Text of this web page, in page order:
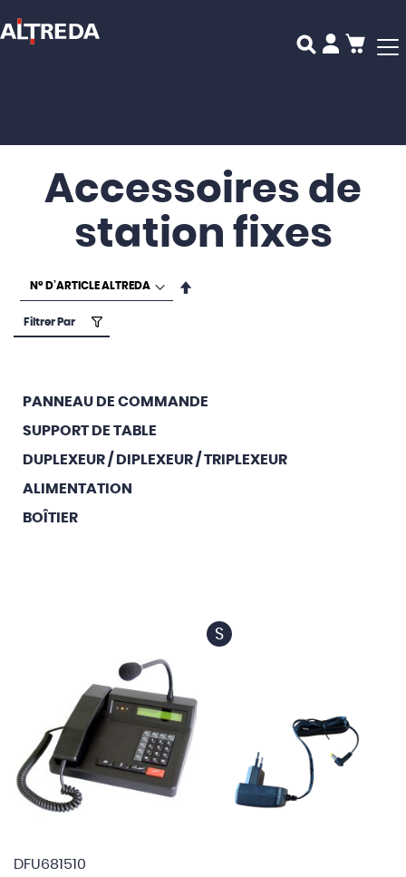
Mon
Accessoires de
station fixes
DFU681510
S
PANNEAU DE COMMANDE
SUPPORT DE TABLE
DUPLEXEUR / DIPLEXEUR / TRIPLEXEUR
ALIMENTATION
BOÎTIER
Filtrer Par